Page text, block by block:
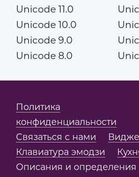
Unicode 11.0
Unicode 10.0
Unicode 9.0
Unicode 8.0
Политика
конфиденциальности
Связаться с нами
Клавиатура эмодзи
Описания и определения